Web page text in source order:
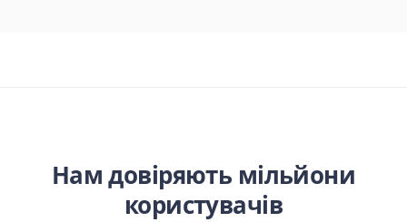
Нам довіряють мільйони
користувачів